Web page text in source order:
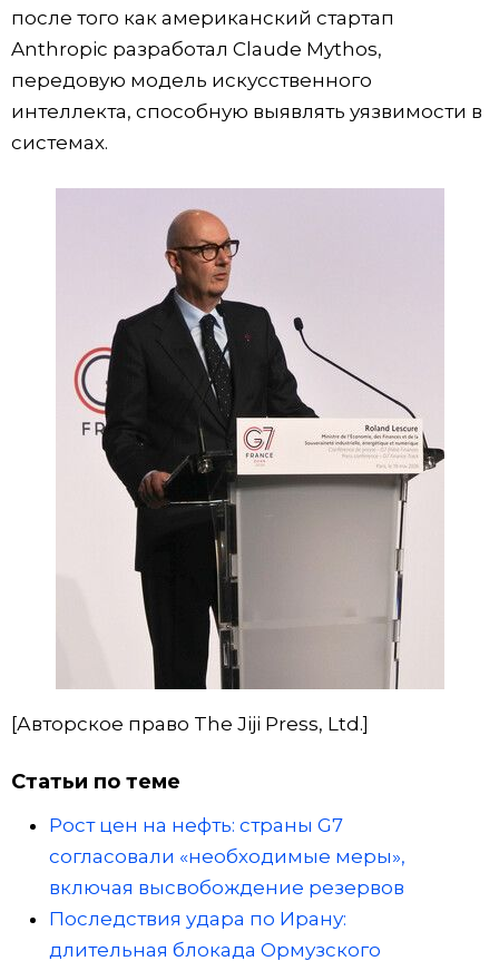
после того как американский стартап
Anthropic разработал Claude Mythos,
передовую модель искусственного
интеллекта, способную выявлять уязвимости в
системах.
[Авторское право The Jiji Press, Ltd.]
Статьи по теме
Рост цен на нефть: страны G7
согласовали «необходимые меры»,
включая высвобождение резервов
Последствия удара по Ирану:
длительная блокада Ормузского